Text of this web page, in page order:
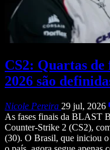
CS2: Quartas
2026 são
Nicole Pereira 29 jul, 2026
As fases finais da BLAST
Counter-Strike 2 (CS2),
(30). O Brasil, que iniciou o